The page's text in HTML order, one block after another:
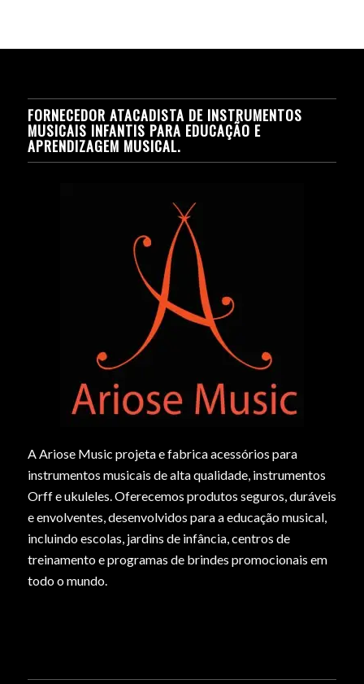
FORNECEDOR ATACADISTA DE INSTRUMENTOS
MUSICAIS INFANTIS PARA EDUCAÇÃO E
APRENDIZAGEM MUSICAL.
A Ariose Music projeta e fabrica acessórios para
instrumentos musicais de alta qualidade, instrumentos
Orff e ukuleles. Oferecemos produtos seguros, duráveis
e envolventes, desenvolvidos para a educação musical,
incluindo escolas, jardins de infância, centros de
treinamento e programas de brindes promocionais em
todo o mundo.